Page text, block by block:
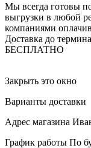
Мы всегда готовы
выгрузки в любой
компаниями
Доставка до
БЕСПЛАТНО
Закрыть это окно
Варианты доставки
Адрес магазина
График работы По